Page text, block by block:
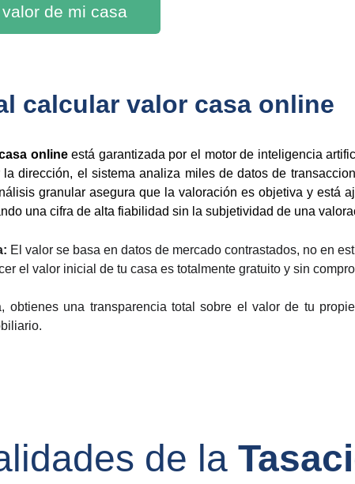
de mi casa
calcular valor casa online
onlineestá garantizada por el motor de inteligencia
dirección, el sistema analiza miles de datos de
granular asegura que la valoración es objetiva y está
una cifra de alta fiabilidad sin la subjetividad de una
El valor se basa en datos de mercado contrastados, no en
el valor inicial de tu casa es totalmente gratuito y sin
obtienes una transparencia total sobre el valor de tu
de la